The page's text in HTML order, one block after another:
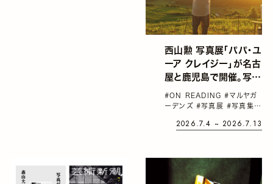
西山勲 写真展「パパ・ユ
ーア クレイジー」が名古
屋と鹿児島で開催。写真
を通した父との静かな
対話が、やさしく鑑賞者
#ON READING#マルヤガ
ーデンズ #写真展 #写真集
2026.7.4 ~ 2026.7.13